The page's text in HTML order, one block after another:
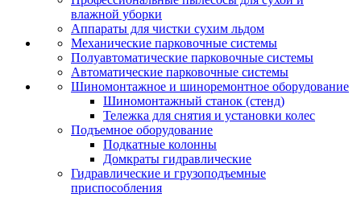
влажной уборки
Аппараты для чистки сухим льдом
Механические парковочные системы
Полуавтоматические парковочные системы
Автоматические парковочные системы
Шиномонтажное и шиноремонтное оборудование
Шиномонтажный станок (стенд)
Тележка для снятия и установки колес
Подъемное оборудование
Подкатные колонны
Домкраты гидравлические
Гидравлические и грузоподъемные
приспособления